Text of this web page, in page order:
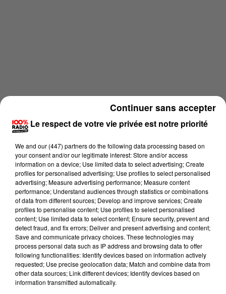
Lecture (1 min 14 sec)
100%
100% Radio l'agenda du Comminges
Le respect de votre vie privée est notre priorité
We and our (447) partnersdo the following data processing based on
your consent and/or our legitimate interest: Store and/or access
information on a device; Use limited data to select advertising; Create
profiles for personalised advertising; Use profiles to select personalised
advertising; Measure advertising performance; Measure content
performance; Understand audiences through statistics or combinations
of data from different sources; Develop and improve services; Create
profiles to personalise content; Use profiles to select personalised
content; Use limited data to select content; Ensure security, prevent and
detect fraud, and fix errors; Deliver and present advertising and content;
Save and communicate privacy choices. These technologies may
process personal data such as IP address and browsing data to offer
following functionalities: Identify devices based on information actively
requested; Use precise geolocation data; Match and combine data from
other data sources; Link different devices; Identify devices based on
information transmitted automatically.
Continuer sans accepter